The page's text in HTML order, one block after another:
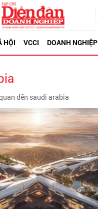
HỘI VCCI DOANH NGHIỆP
đến saudi arabia